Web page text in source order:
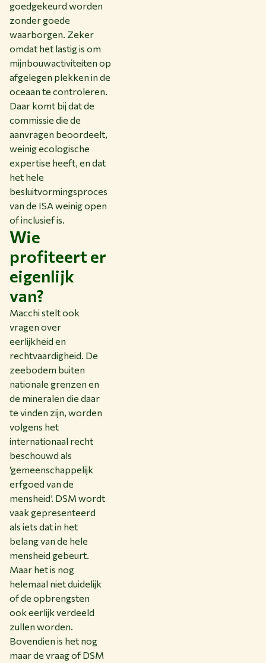
goedgekeurd worden
zonder goede
waarborgen. Zeker
omdat het lastig is om
mijnbouwactiviteiten op
afgelegen plekken in de
oceaan te controleren.
Daar komt bij dat de
commissie die de
aanvragen beoordeelt,
weinig ecologische
expertise heeft, en dat
het hele
besluitvormingsproces
van de ISA weinig open
of inclusief is.
Wie
profiteert er
eigenlijk
van?
Macchi stelt ook
vragen over
eerlijkheid en
rechtvaardigheid. De
zeebodem buiten
nationale grenzen en
de mineralen die daar
te vinden zijn, worden
volgens het
internationaal recht
beschouwd als
‘gemeenschappelijk
erfgoed van de
mensheid’. DSM wordt
vaak gepresenteerd
als iets dat in het
belang van de hele
mensheid gebeurt.
Maar het is nog
helemaal niet duidelijk
of de opbrengsten
ook eerlijk verdeeld
zullen worden.
Bovendien is het nog
maar de vraag of DSM